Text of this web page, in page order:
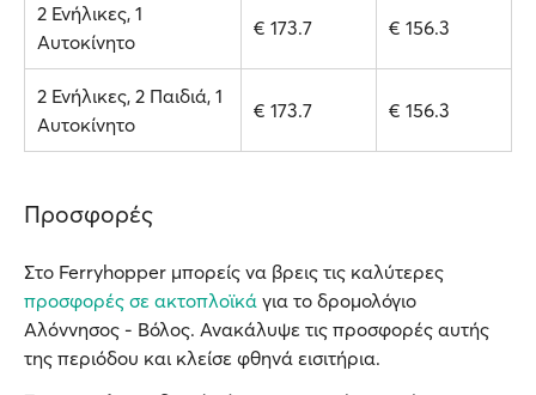
2 Ενήλικες, 1
Αυτοκίνητο
€ 173.7 € 156.3
2 Ενήλικες, 2 Παιδιά, 1
Αυτοκίνητο
€ 173.7 € 156.3
Προσφορές
Στο Ferryhopper μπορείς να βρεις τις καλύτερες
προσφορές σε ακτοπλοϊκά για το δρομολόγιο
Αλόννησος - Βόλος. Ανακάλυψε τις προσφορές αυτής
της περιόδου και κλείσε φθηνά εισιτήρια.